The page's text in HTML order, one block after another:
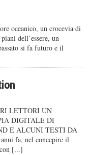
oceanico, un crocevia di
dell’essere, un
si fa futuro e il
LETTORI UN
DIGITALE DI
E ALCUNI TESTI DA
fa, nel concepire il
[...]